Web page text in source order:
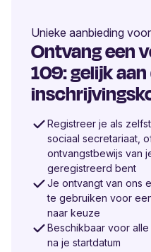
Unieke aanbieding
Ontvang een
109: gelijk
Registreer je als
sociaal secretariaat,
ontvangstbewijs van
geregistreerd bent
Je ontvangt van ons
te gebruiken voor
naar keuze
Beschikbaar voor
na je startdatum